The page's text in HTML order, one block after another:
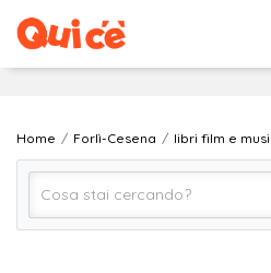
Home Forlì-Cesena libri film e